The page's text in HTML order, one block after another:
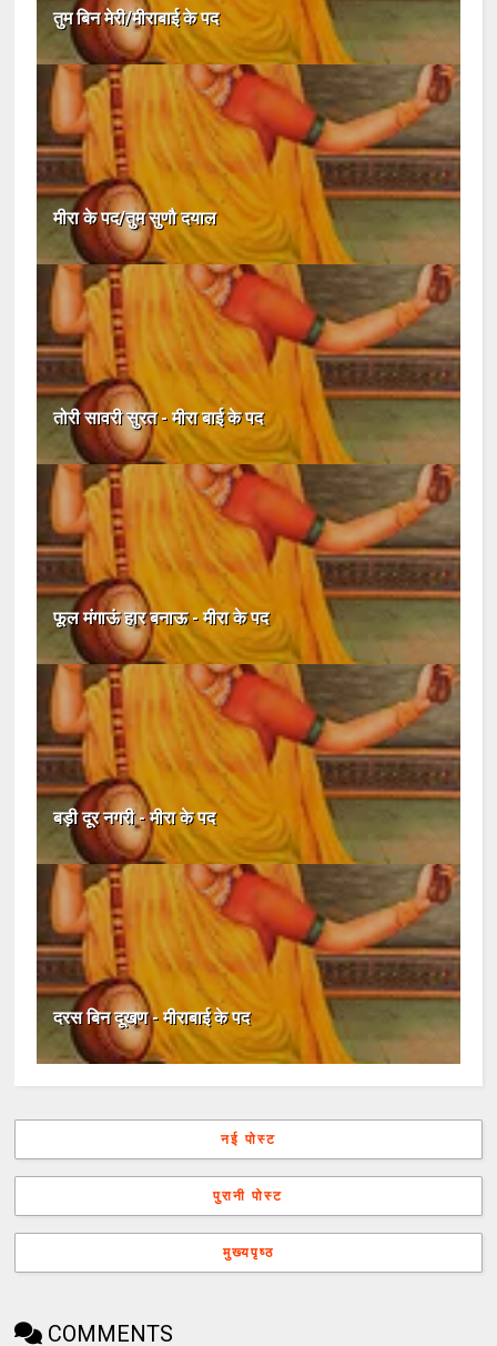
तुम बिन मेरी/मीराबाई के पद
मीरा के पद/तुम सुणौ दयाल
तोरी सावरी सुरत - मीरा बाई के पद
फूल मंगाऊं हार बनाऊ - मीरा के पद
बड़ी दूर नगरी - मीरा के पद
दरस बिन दूखण - मीराबाई के पद
नई पोस्ट
पुरानी पोस्ट
मुख्यपृष्ठ
COMMENTS